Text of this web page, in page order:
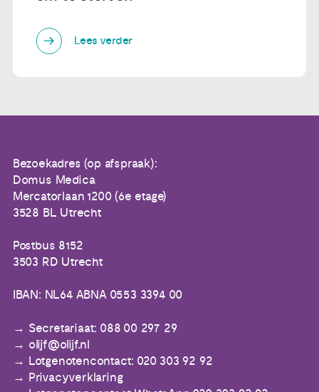
Lees verder
Bezoekadres (op afspraak):
Domus Medica
Mercatorlaan 1200 (6e etage)
3528 BL Utrecht
Postbus 8152
3503 RD Utrecht
IBAN: NL64 ABNA 0553 3394 00
Secretariaat: 088 00 297 29
olijf@olijf.nl
Lotgenotencontact: 020 303 92 92
Privacyverklaring